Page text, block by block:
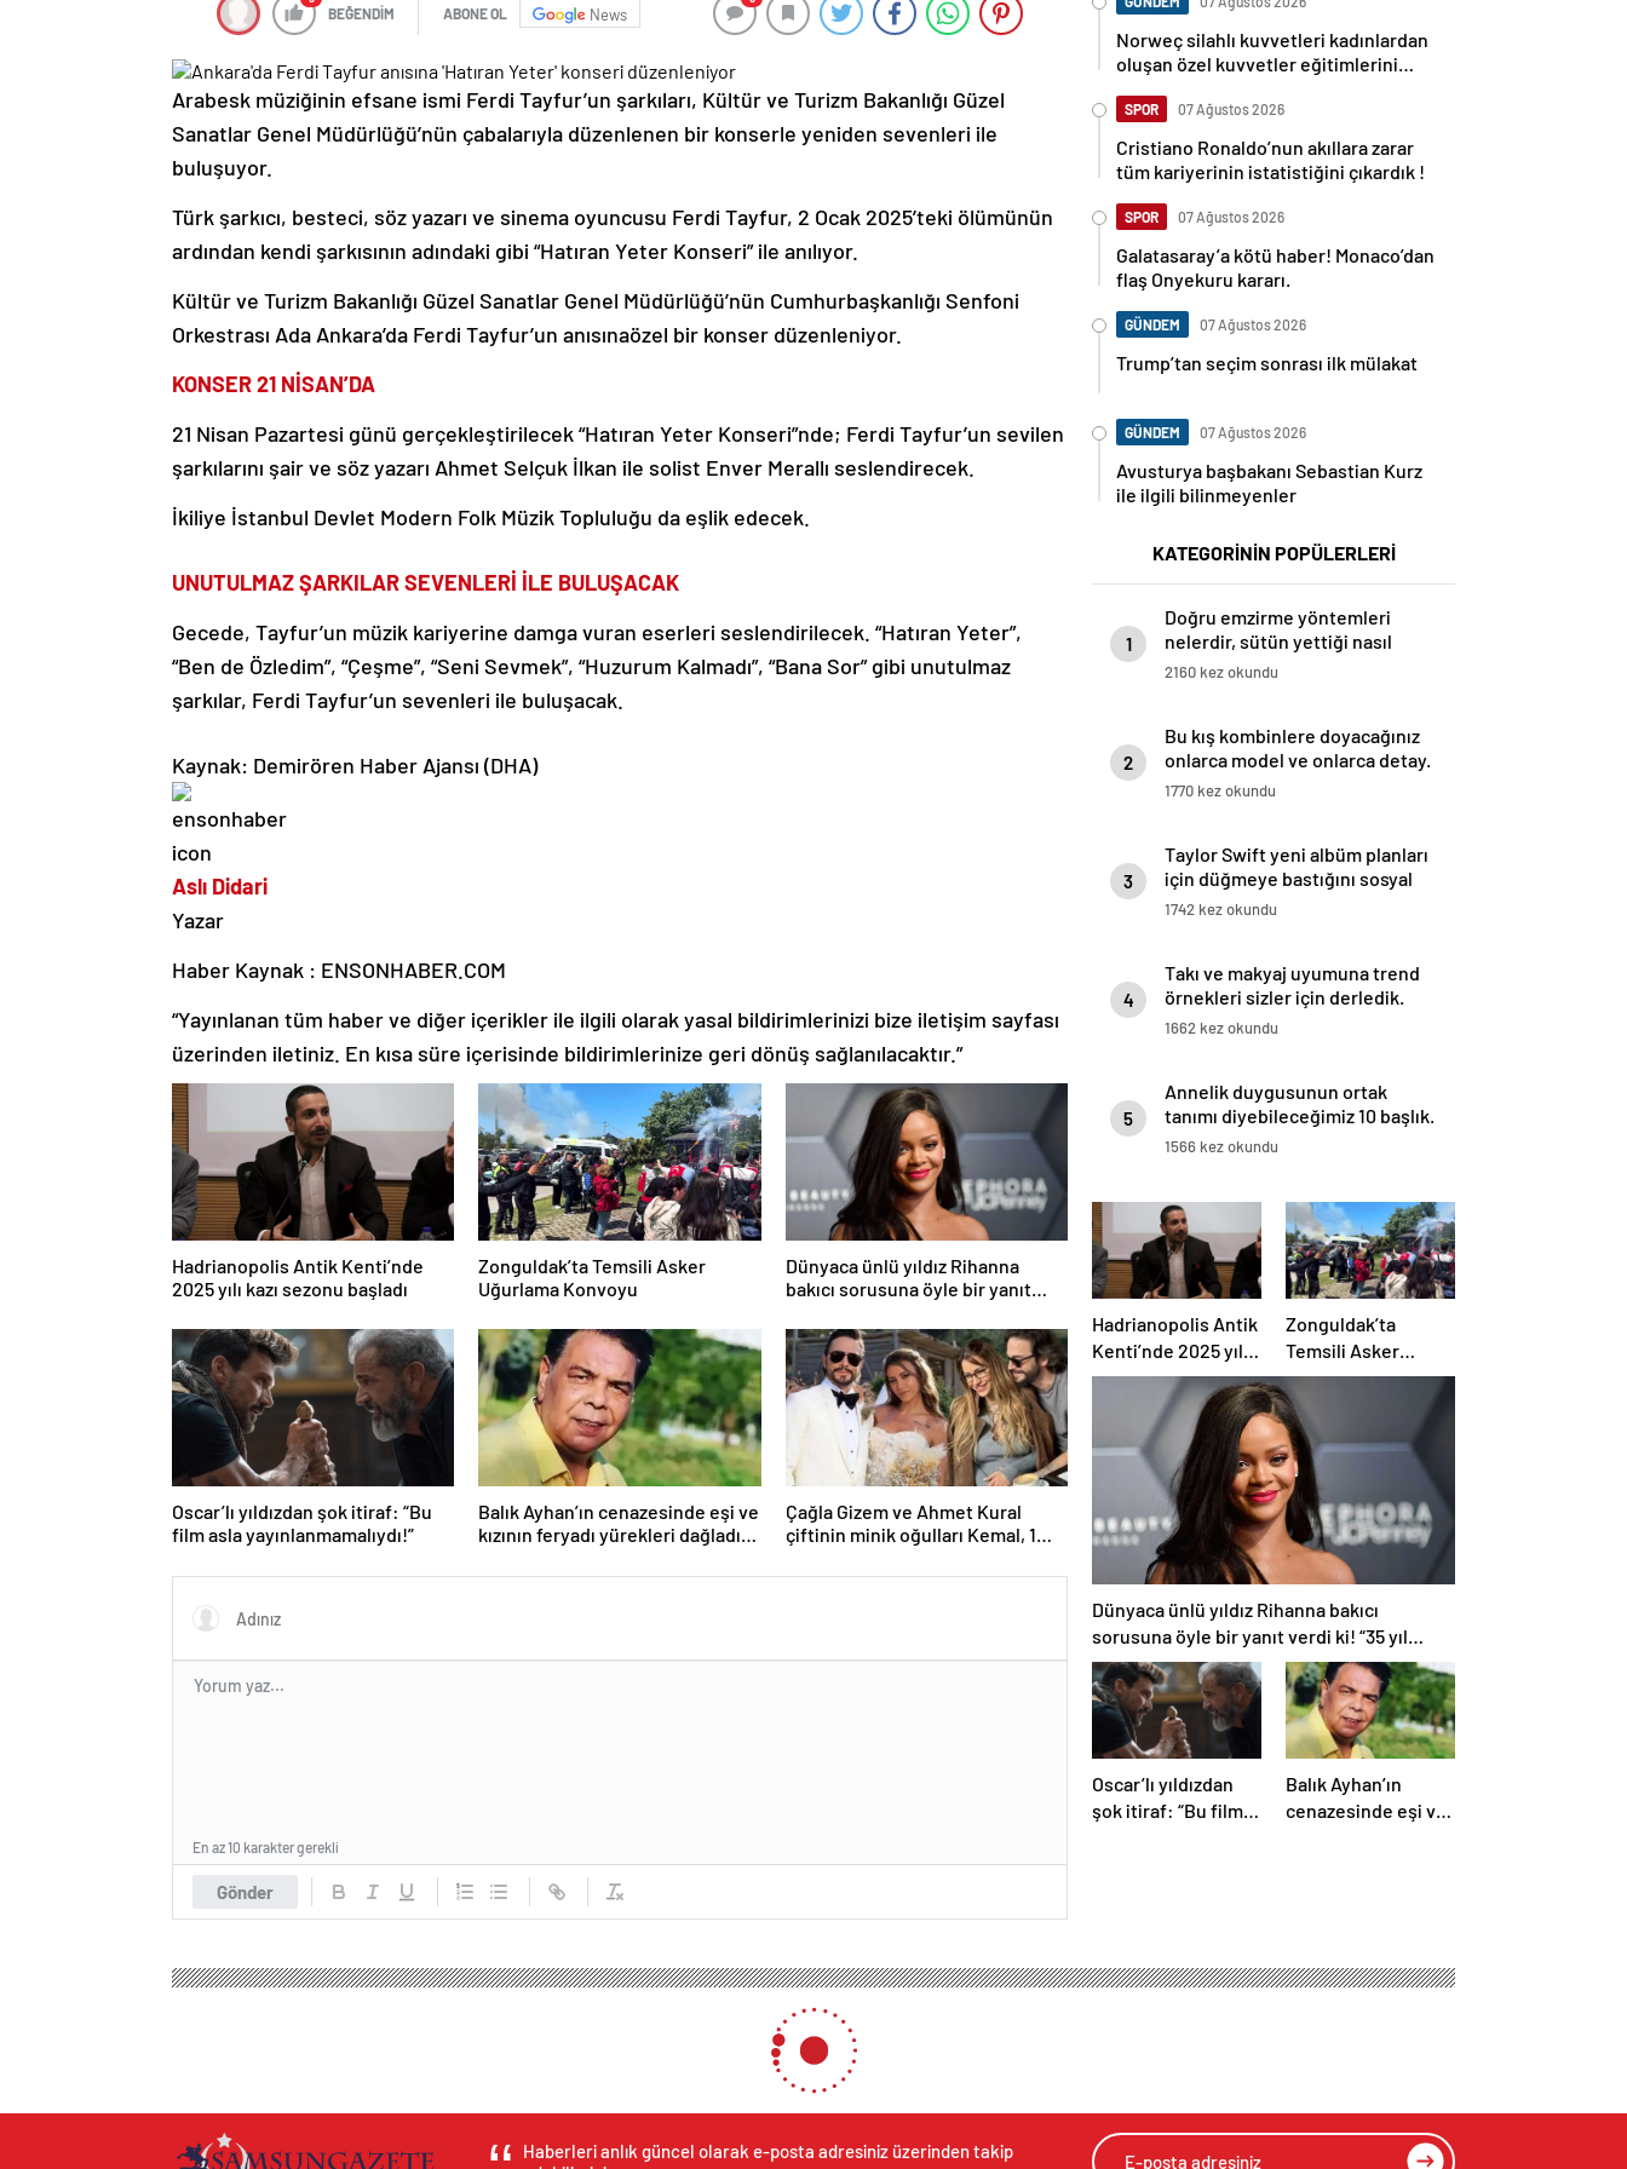
BEĞENDİM ABONE OL News
Arabesk müziğinin efsane ismi Ferdi Tayfur’un şarkıları, Kültür ve Turizm Bakanlığı Güzel
Sanatlar Genel Müdürlüğü’nün çabalarıyla düzenlenen bir konserle yeniden sevenleri ile
buluşuyor.
Türk şarkıcı, besteci, söz yazarı ve sinema oyuncusu Ferdi Tayfur, 2 Ocak 2025’teki ölümünün
ardından kendi şarkısının adındaki gibi “Hatıran Yeter Konseri” ile anılıyor.
Kültür ve Turizm Bakanlığı Güzel Sanatlar Genel Müdürlüğü’nün Cumhurbaşkanlığı Senfoni
Orkestrası Ada Ankara’da Ferdi Tayfur’un anısınaözel bir konser düzenleniyor.
KONSER 21 NİSAN’DA
21 Nisan Pazartesi günü gerçekleştirilecek “Hatıran Yeter Konseri”nde; Ferdi Tayfur’un sevilen
şarkılarını şair ve söz yazarı Ahmet Selçuk İlkan ile solist Enver Merallı seslendirecek.
İkiliye İstanbul Devlet Modern Folk Müzik Topluluğu da eşlik edecek.
UNUTULMAZ ŞARKILAR SEVENLERİ İLE BULUŞACAK
Gecede, Tayfur’un müzik kariyerine damga vuran eserleri seslendirilecek. “Hatıran Yeter”,
“Ben de Özledim”, “Çeşme”, “Seni Sevmek”, “Huzurum Kalmadı”, “Bana Sor” gibi unutulmaz
şarkılar, Ferdi Tayfur’un sevenleri ile buluşacak.
Kaynak: Demirören Haber Ajansı (DHA)
Aslı Didari
Yazar
Haber Kaynak : ENSONHABER.COM
“Yayınlanan tüm haber ve diğer içerikler ile ilgili olarak yasal bildirimlerinizi bize iletişim sayfası
üzerinden iletiniz. En kısa süre içerisinde bildirimlerinize geri dönüş sağlanılacaktır.”
Hadrianopolis Antik Kenti’nde
2025 yılı kazı sezonu başladı
Zonguldak’ta Temsili Asker
Uğurlama Konvoyu
Dünyaca ünlü yıldız Rihanna
bakıcı sorusuna öyle bir yanıt
Oscar’lı yıldızdan şok itiraf: “Bu
film asla yayınlanmamalıydı!”
Balık Ayhan’ın cenazesinde eşi ve
kızının feryadı yürekleri dağladı:
Çağla Gizem ve Ahmet Kural
çiftinin minik oğulları Kemal, 1
gününden kareler!
Gönder
En az 10 karakter gerekli
Norweç silahlı kuvvetleri kadınlardan
oluşan özel kuvvetler eğitimlerini
SPOR 07 Ağustos 2026
Cristiano Ronaldo’nun akıllara zarar
tüm kariyerinin istatistiğini çıkardık !
SPOR 07 Ağustos 2026
Galatasaray’a kötü haber! Monaco’dan
flaş Onyekuru kararı.
GÜNDEM 07 Ağustos 2026
Trump’tan seçim sonrası ilk mülakat
GÜNDEM 07 Ağustos 2026
Avusturya başbakanı Sebastian Kurz
ile ilgili bilinmeyenler
KATEGORİNİN POPÜLERLERİ
1
Doğru emzirme yöntemleri
nelerdir, sütün yettiği nasıl
anlaşılır?
2160 kez okundu
2
Bu kış kombinlere doyacağınız
onlarca model ve onlarca detay.
1770 kez okundu
3
Taylor Swift yeni albüm planları
için düğmeye bastığını sosyal
medyadan duyurdu!
1742 kez okundu
4
Takı ve makyaj uyumuna trend
örnekleri sizler için derledik.
1662 kez okundu
5
Annelik duygusunun ortak
tanımı diyebileceğimiz 10 başlık.
1566 kez okundu
Hadrianopolis Antik
Kenti’nde 2025 yılı
kazı sezonu başladı
Zonguldak’ta
Temsili Asker
Uğurlama Konvoyu
Dünyaca ünlü yıldız Rihanna bakıcı
sorusuna öyle bir yanıt verdi ki! “35 yıl
boyunca…”
Oscar’lı yıldızdan
şok itiraf: “Bu film
Balık Ayhan’ın
cenazesinde eşi ve
Haberleri anlık güncel olarak e-posta adresiniz üzerinden takip